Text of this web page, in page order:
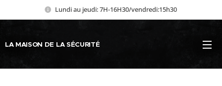
Lundi au jeudi: 7H-16H30/vendredi:15h30
LA MAISON DE LA SÉCURITÉ